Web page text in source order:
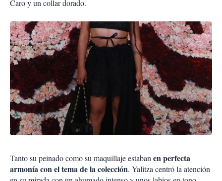
Caro y un collar dorado.
Tanto su peinado como su maquillaje estabanen perfecta
armonía con el tema de la colección. Yalitza centró la atención